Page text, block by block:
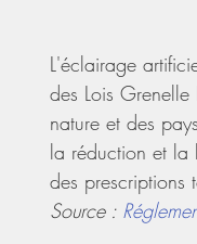
L'éclairage
des Lois
nature et des
la réduction et la
des prescriptions
Source :